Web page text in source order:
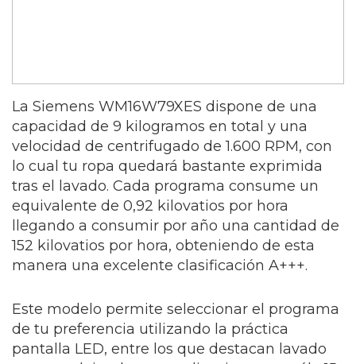
La Siemens WM16W79XES dispone de una
capacidad de 9 kilogramos en total y una
velocidad de centrifugado de 1.600 RPM, con
lo cual tu ropa quedará bastante exprimida
tras el lavado. Cada programa consume un
equivalente de 0,92 kilovatios por hora
llegando a consumir por año una cantidad de
152 kilovatios por hora, obteniendo de esta
manera una excelente clasificación A+++.
Este modelo permite seleccionar el programa
de tu preferencia utilizando la práctica
pantalla LED, entre los que destacan lavado